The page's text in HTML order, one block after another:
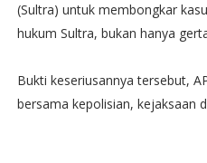
(Sultra) untuk membongkar
hukum Sultra, bukan hanya
Bukti keseriusannya tersebut,
bersama kepolisian, kejaksaan